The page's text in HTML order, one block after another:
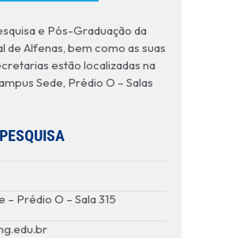
e Pós-Graduação da
de Alfenas, bem como as suas
estão localizadas na
Sede, Prédio O – Salas
– Prédio O – Sala 315